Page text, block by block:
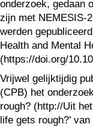
onderzoek, gedaan
zijn met NEMESIS-
werden
Health and Mental
(https://doi.org/
Vrijwel gelijktijdig
(CPB) het
rough? (http://Uit
life gets rough?’